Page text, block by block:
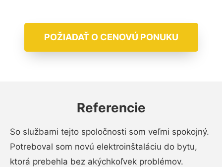
POŽIADAŤ O CENOVÚ PONUKU
Referencie
So službami tejto spoločnosti som veľmi spokojný.
Potreboval som novú elektroinštaláciu do bytu,
ktorá prebehla bez akýchkoľvek problémov.